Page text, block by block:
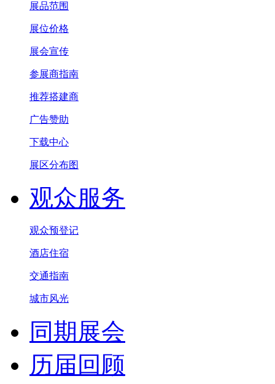
展品范围
展位价格
展会宣传
参展商指南
推荐搭建商
广告赞助
下载中心
展区分布图
观众服务
观众预登记
酒店住宿
交通指南
城市风光
同期展会
历届回顾